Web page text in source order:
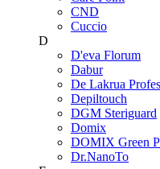
CND
Cuccio
D
D'eva Florum
Dabur
De Lakrua
Depiltouch
DGM Steriguard
Domix
DOMIX Green
Dr.NanoTo